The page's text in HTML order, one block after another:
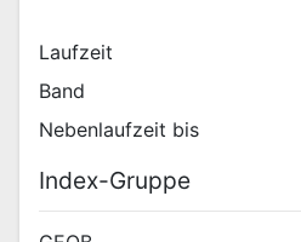
Laufzeit
Band
Nebenlaufzeit bis
Index-Gruppe